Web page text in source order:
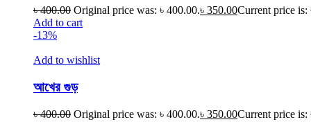
৳400.00 Original price was: ৳ 400.00.৳ 350.00Current price is:
Add to cart
-13%
Add to wishlist
আখের গুড়
৳400.00 Original price was: ৳ 400.00.৳ 350.00Current price is: